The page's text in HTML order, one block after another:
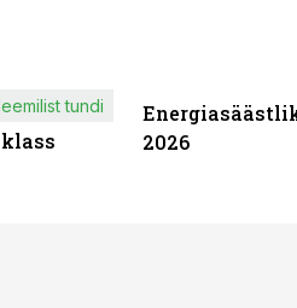
tundi
2026